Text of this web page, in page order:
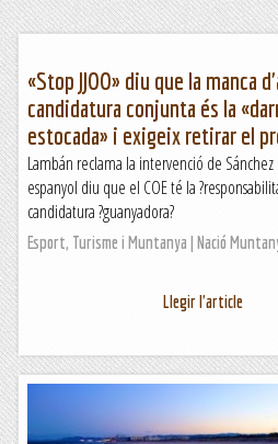
«Stop JJOO» diu que la manca
candidatura conjunta és la
estocada» i exigeix retirar el
Lambán reclama la intervenció de
espanyol diu que el COE té la
candidatura ?guanyadora?
Esport, Turisme i Muntanya | Nació
Llegir l'article